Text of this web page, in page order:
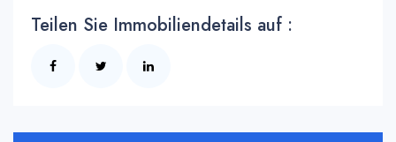
Teilen Sie Immobiliendetails auf :